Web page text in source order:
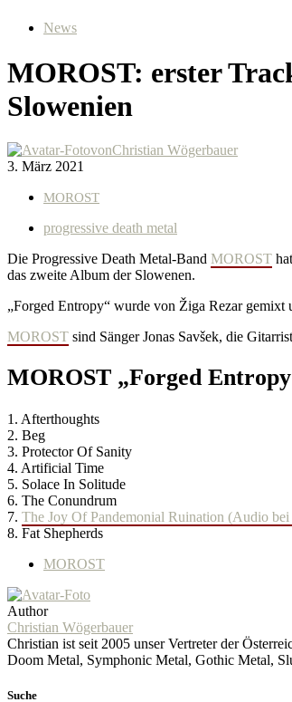
News
MOROST: erster
Slowenien
vonChristian Wögerbauer
3. März 2021
MOROST
progressive death metal
Die Progressive Death Metal-Band MOROST
das zweite Album der Slowenen.
„Forged Entropy“ wurde von Žiga Rezar gemixt
MOROST sind Sänger Jonas Savšek, die
MOROST „Forged
1. Afterthoughts
2. Beg
3. Protector Of Sanity
4. Artificial Time
5. Solace In Solitude
6. The Conundrum
7. The Joy Of Pandemonial Ruination (Audio bei
8. Fat Shepherds
MOROST
Author
Christian Wögerbauer
Christian ist seit 2005 unser Vertreter der
Doom Metal, Symphonic Metal, Gothic Metal,
Suche